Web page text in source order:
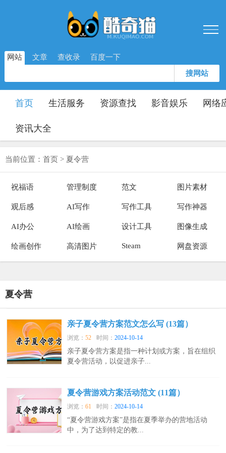
网站 文章 查收录 百度一下
搜网站
首页 生活服务 资源查找 影音娱乐 网络
资讯大全
当前位置： 首页 > 夏令营
祝福语 管理制度 范文 图片素材
观后感 AI写作 写作工具 写作神器
AI办公 AI绘画 设计工具 图像生成
绘画创作 高清图片 Steam 网盘资源
夏令营
亲子夏令营方案范文怎么写 (13篇）
浏览：52 时间：2024-10-14
亲子夏令营方案是指一种计划或方案，旨在组织
夏令营活动，以促进亲子...
夏令营游戏方案活动范文 (11篇）
浏览：61 时间：2024-10-14
“夏令营游戏方案”是指在夏季举办的营地活动
中，为了达到特定的教...